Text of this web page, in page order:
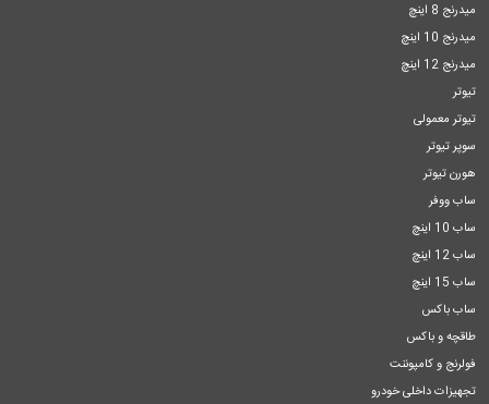
میدرنج 8 اینچ
میدرنج 10 اینچ
میدرنج 12 اینچ
تیوتر
تیوتر معمولی
سوپر تیوتر
هورن تیوتر
ساب ووفر
ساب 10 اینچ
ساب 12 اینچ
ساب 15 اینچ
ساب باکس
طاقچه و باکس
فولرنج و کامپوننت
تجهیزات داخلی خودرو